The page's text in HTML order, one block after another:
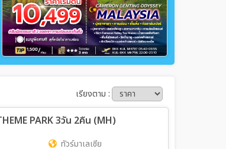
เรียงตาม :
PARK 3วัน 2คืน (MH)
ทัวร์มาเลเซีย